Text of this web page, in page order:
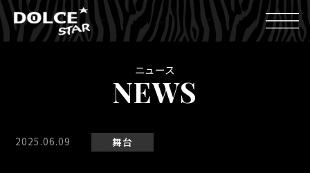
ニュース
NEWS
2025.06.09 舞台